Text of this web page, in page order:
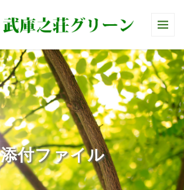
添付ファイル